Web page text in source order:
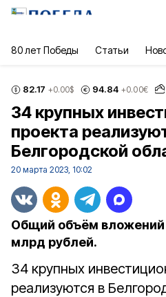
80 лет Победы Статьи
82.17 +0.00$ 94.84 +0.00€
34 крупных
проекта
Белгородской
20 марта 2023, 10:02
Общий объём вложений
млрд рублей.
34 крупных
реализуются в